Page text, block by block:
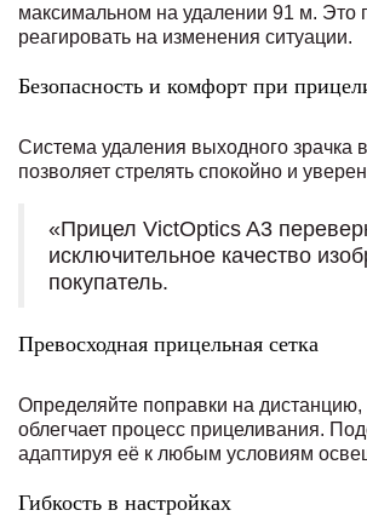
максимальном на удалении 91 м. Это
реагировать на изменения ситуации.
Безопасность и комфорт при
Система удаления выходного зрачка
позволяет стрелять спокойно и
«Прицел VictOptics A3
исключительное качество
покупатель.
Превосходная прицельная сетка
Определяйте поправки на
облегчает процесс прицеливания.
адаптируя её к любым условиям
Гибкость в настройках